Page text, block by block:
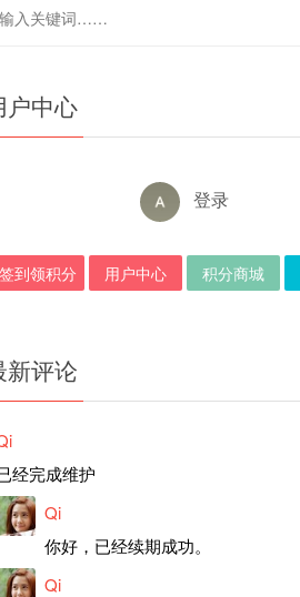
户中心
登录
签到领积分 用户中心 积分商城
新评论
经完成维护
Qi
你好，已经续期成功。
Qi